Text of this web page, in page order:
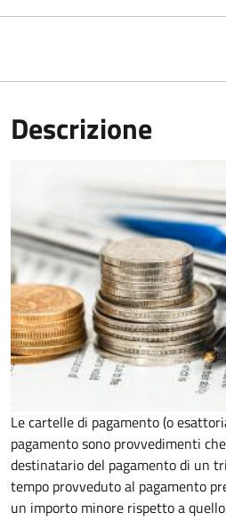
Descrizione
Le cartelle di pagamento (o
pagamento sono provvedimenti
destinatario del pagamento di un
tempo provveduto al pagamento
un importo minore rispetto a